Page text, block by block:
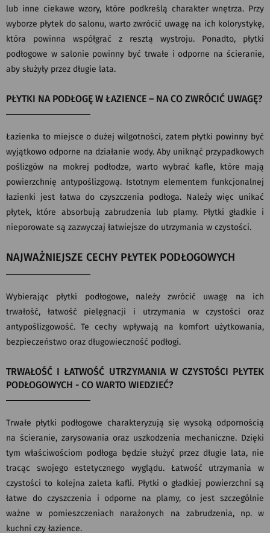
lub inne ciekawe wzory, które podkreślą charakter wnętrza. Przy
wyborze płytek do salonu, warto zwrócić uwagę na ich kolorystykę,
która powinna współgrać z resztą wystroju. Ponadto, płytki
podłogowe w salonie powinny być trwałe i odporne na ścieranie,
aby służyły przez długie lata.
PŁYTKI NA PODŁOGĘ W ŁAZIENCE – NA CO ZWRÓCIĆ UWAGĘ?
Łazienka to miejsce o dużej wilgotności, zatem płytki powinny być
wyjątkowo odporne na działanie wody. Aby uniknąć przypadkowych
poślizgów na mokrej podłodze, warto wybrać kafle, które mają
powierzchnię antypoślizgową. Istotnym elementem funkcjonalnej
łazienki jest łatwa do czyszczenia podłoga. Należy więc unikać
płytek, które absorbują zabrudzenia lub plamy. Płytki gładkie i
nieporowate są zazwyczaj łatwiejsze do utrzymania w czystości.
NAJWAŻNIEJSZE CECHY PŁYTEK PODŁOGOWYCH
Wybierając płytki podłogowe, należy zwrócić uwagę na ich
trwałość, łatwość pielęgnacji i utrzymania w czystości oraz
antypoślizgowość. Te cechy wpływają na komfort użytkowania,
bezpieczeństwo oraz długowieczność podłogi.
TRWAŁOŚĆ I ŁATWOŚĆ UTRZYMANIA W CZYSTOŚCI PŁYTEK
PODŁOGOWYCH - CO WARTO WIEDZIEĆ?
Trwałe płytki podłogowe charakteryzują się wysoką odpornością
na ścieranie, zarysowania oraz uszkodzenia mechaniczne. Dzięki
tym właściwościom podłoga będzie służyć przez długie lata, nie
tracąc swojego estetycznego wyglądu. Łatwość utrzymania w
czystości to kolejna zaleta kafli. Płytki o gładkiej powierzchni są
łatwe do czyszczenia i odporne na plamy, co jest szczególnie
ważne w pomieszczeniach narażonych na zabrudzenia, np. w
kuchni czy łazience.